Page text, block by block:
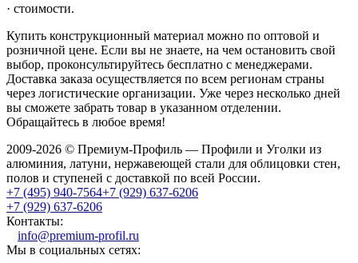
· стоимости.
Купить конструкционный материал можно по оптовой и
розничной цене. Если вы не знаете, на чем остановить свой
выбор, проконсультируйтесь бесплатно с менеджерами.
Доставка заказа осуществляется по всем регионам страны
через логистические организации. Уже через несколько дней
вы сможете забрать товар в указанном отделении.
Обращайтесь в любое время!
2009-2026 © Премиум-Профиль — Профили и Уголки из
алюминия, латуни, нержавеющей стали для облицовки стен,
полов и ступеней с доставкой по всей России.
+7 (495) 940-7564+7 (929) 637-6206
+7 (929) 637-6206
Контакты:
info@premium-profil.ru
Мы в социальных сетях: